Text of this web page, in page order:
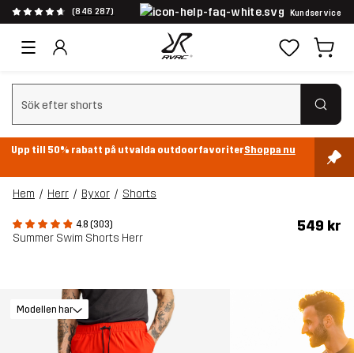
(846 287) Kundservice
Rensa sök
Upp till 50% rabatt på utvalda outdoorfavoriterShoppa nu
Hem Herr Byxor Shorts
4.8 (303)
Summer Swim Shorts Herr
549 kr
Modellen har